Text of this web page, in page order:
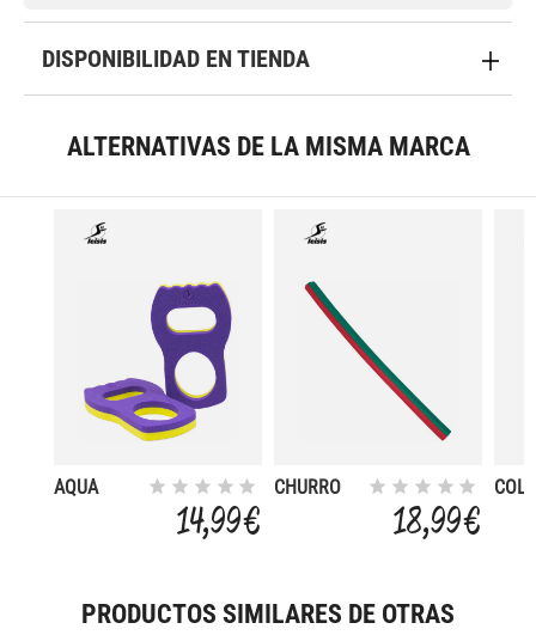
DISPONIBILIDAD EN TIENDA
ALTERNATIVAS DE LA MISMA MARCA
AQUA
14,99 €
CHURRO
18,99 €
PRODUCTOS SIMILARES DE OTRAS